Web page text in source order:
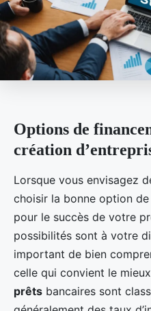
Options de
création
Lorsque vous envisagez
choisir la bonne option de
pour le succès de votre
possibilités sont à votre
important de bien
celle qui convient le
prêts bancaires sont